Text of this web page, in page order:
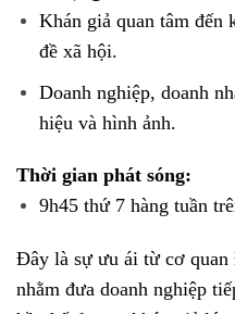
Khán giả quan tâm đến
đề xã hội.
Doanh nghiệp, doanh
hiệu và hình ảnh.
Thời gian phát sóng:
9h45 thứ 7 hàng tuần
Đây là sự ưu ái từ cơ
nhằm đưa doanh nghiệp